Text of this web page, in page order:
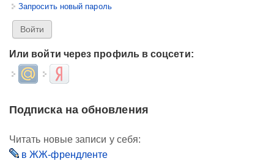
Запросить новый пароль
Или войти через профиль в соцсети:
Login with Mail.ruLogin with Яндекс
Подписка на обновления
Читать новые записи у себя:
в ЖЖ-френдленте